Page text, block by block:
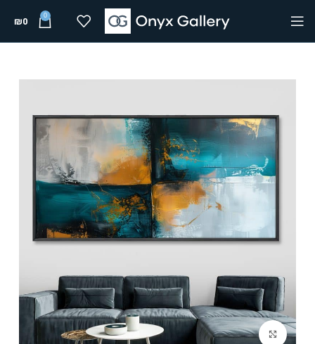
0
₪0
Click to enlarge